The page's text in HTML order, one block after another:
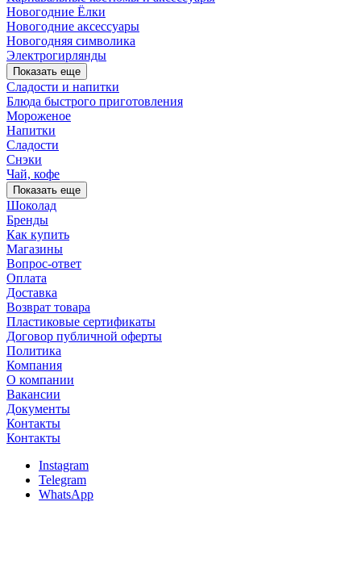
Новогодние Ёлки
Новогодние аксессуары
Новогодняя символика
Электрогирлянды
Показать еще
Сладости и напитки
Блюда быстрого приготовления
Мороженое
Напитки
Сладости
Снэки
Чай, кофе
Показать еще
Шоколад
Бренды
Как купить
Магазины
Вопрос-ответ
Оплата
Доставка
Возврат товара
Пластиковые сертификаты
Договор публичной оферты
Политика
Компания
О компании
Вакансии
Документы
Контакты
Контакты
Instagram
Telegram
WhatsApp